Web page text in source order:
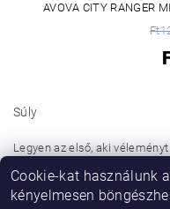
AVOVA CITY RANGER
Súly
Legyen az első, aki
Hozzászólás
Cookie-kat használunk
kényelmesen